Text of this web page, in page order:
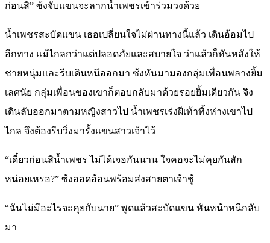
ก่อนสิ” ซ้งจับแขนจะลากน้ำเพชรเข้าร่วมวงด้วย
น้ำเพชรสะบัดแขน เธอเปลี่ยนใจไม่ผ่านทางนี้แล้ว เดินอ้อมไป
อีกทาง แม้ไกลกว่าแต่ปลอดภัยและสบายใจ ว่าแล้วก็หันหลังให้
ชายหนุ่มและรีบเดินหนีออกมา ซ้งหันมามองกลุ่มเพื่อนพลางยิ้ม
เลศนัย กลุ่มเพื่อนของเขาก็ตอบกลับมาด้วยรอยยิ้มเดียวกัน จึง
เดินลับออกมาตามหญิงสาวไป น้ำเพชรเร่งฝีเท้าทิ้งห่างเขาไป
ไกล จึงต้องรีบวิ่งมารั้งแขนสาวเจ้าไว้
“เดี๋ยวก่อนสิน้ำเพชร ไม่ได้เจอกันนาน ใจคอจะไม่คุยกันสัก
หน่อยเหรอ?” ซ้งออดอ้อนพร้อมส่งสายตาเจ้าชู้
“ฉันไม่มีอะไรจะคุยกับนาย” พูดแล้วสะบัดแขน หันหน้าหนีกลับ
มา